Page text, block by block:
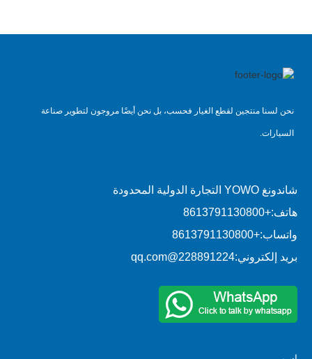
نحن لسنا منتجين لقطع الغيار فحسب، بل نحن أيضًا مروجون لتطوير صناعة
السيارات.
شاندونغ YOWO التجارة الدولية المحدودة
هاتف:+8613791130800
واتساب:+8613791130800
بريد إلكتروني:228891224@qq.com